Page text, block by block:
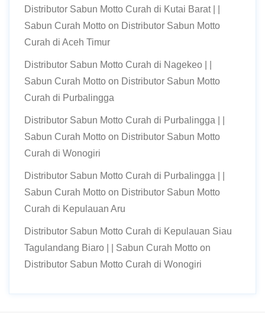
Distributor Sabun Motto Curah di Kutai Barat | |
Sabun Curah Motto on Distributor Sabun Motto
Curah di Aceh Timur
Distributor Sabun Motto Curah di Nagekeo | |
Sabun Curah Motto on Distributor Sabun Motto
Curah di Purbalingga
Distributor Sabun Motto Curah di Purbalingga | |
Sabun Curah Motto on Distributor Sabun Motto
Curah di Wonogiri
Distributor Sabun Motto Curah di Purbalingga | |
Sabun Curah Motto on Distributor Sabun Motto
Curah di Kepulauan Aru
Distributor Sabun Motto Curah di Kepulauan Siau
Tagulandang Biaro | | Sabun Curah Motto on
Distributor Sabun Motto Curah di Wonogiri